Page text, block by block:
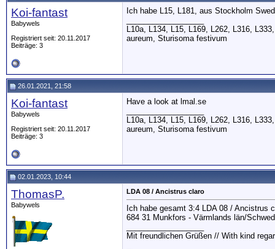
Koi-fantast
Babywels
Registriert seit: 20.11.2017
Beiträge: 3
Ich habe L15, L181, aus Stockholm
L10a, L134, L15, L169, L262, L316,
aureum, Sturisoma festivum
26.01.2021, 21:58
Koi-fantast
Babywels
Registriert seit: 20.11.2017
Beiträge: 3
Have a look at lmal.se
L10a, L134, L15, L169, L262, L316,
aureum, Sturisoma festivum
02.01.2023, 10:44
ThomasP.
Babywels
LDA 08 / Ancistrus claro
Ich habe gesamt 3:4 LDA 08 / Ancistrus
684 31 Munkfors - Värmlands län/
Mit freundlichen Grüßen // With kind